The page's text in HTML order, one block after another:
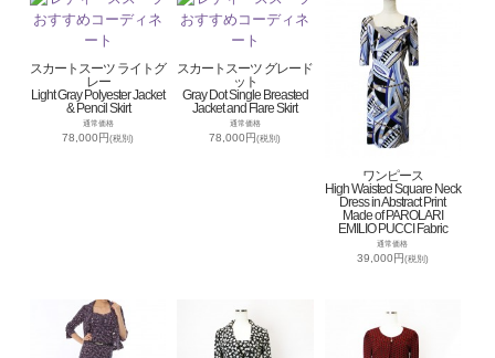
スカートスーツ ライトグ
レー
Light Gray Polyester Jacket
& Pencil Skirt
通常価格
78,000円(税別)
スカートスーツ グレード
ット
Gray Dot Single Breasted
Jacket and Flare Skirt
通常価格
78,000円(税別)
ワンピース
High Waisted Square Neck
Dress in Abstract Print
Made of PAROLARI
EMILIO PUCCI Fabric
通常価格
39,000円(税別)